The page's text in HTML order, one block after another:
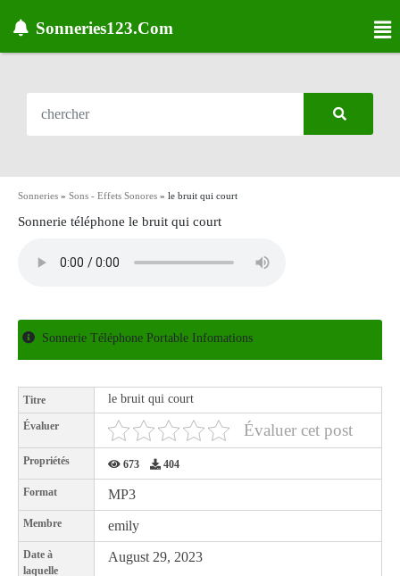
Sonneries123.Com
Sonneries » Sons - Effets Sonores » le bruit qui court
Sonnerie téléphone le bruit qui court
Sonnerie Téléphone Portable Infomations
Titre le bruit qui court
Évaluer Évaluer cet post
Propriétés 673 404
Format MP3
Membre emily
Date à
laquelle
August 29, 2023